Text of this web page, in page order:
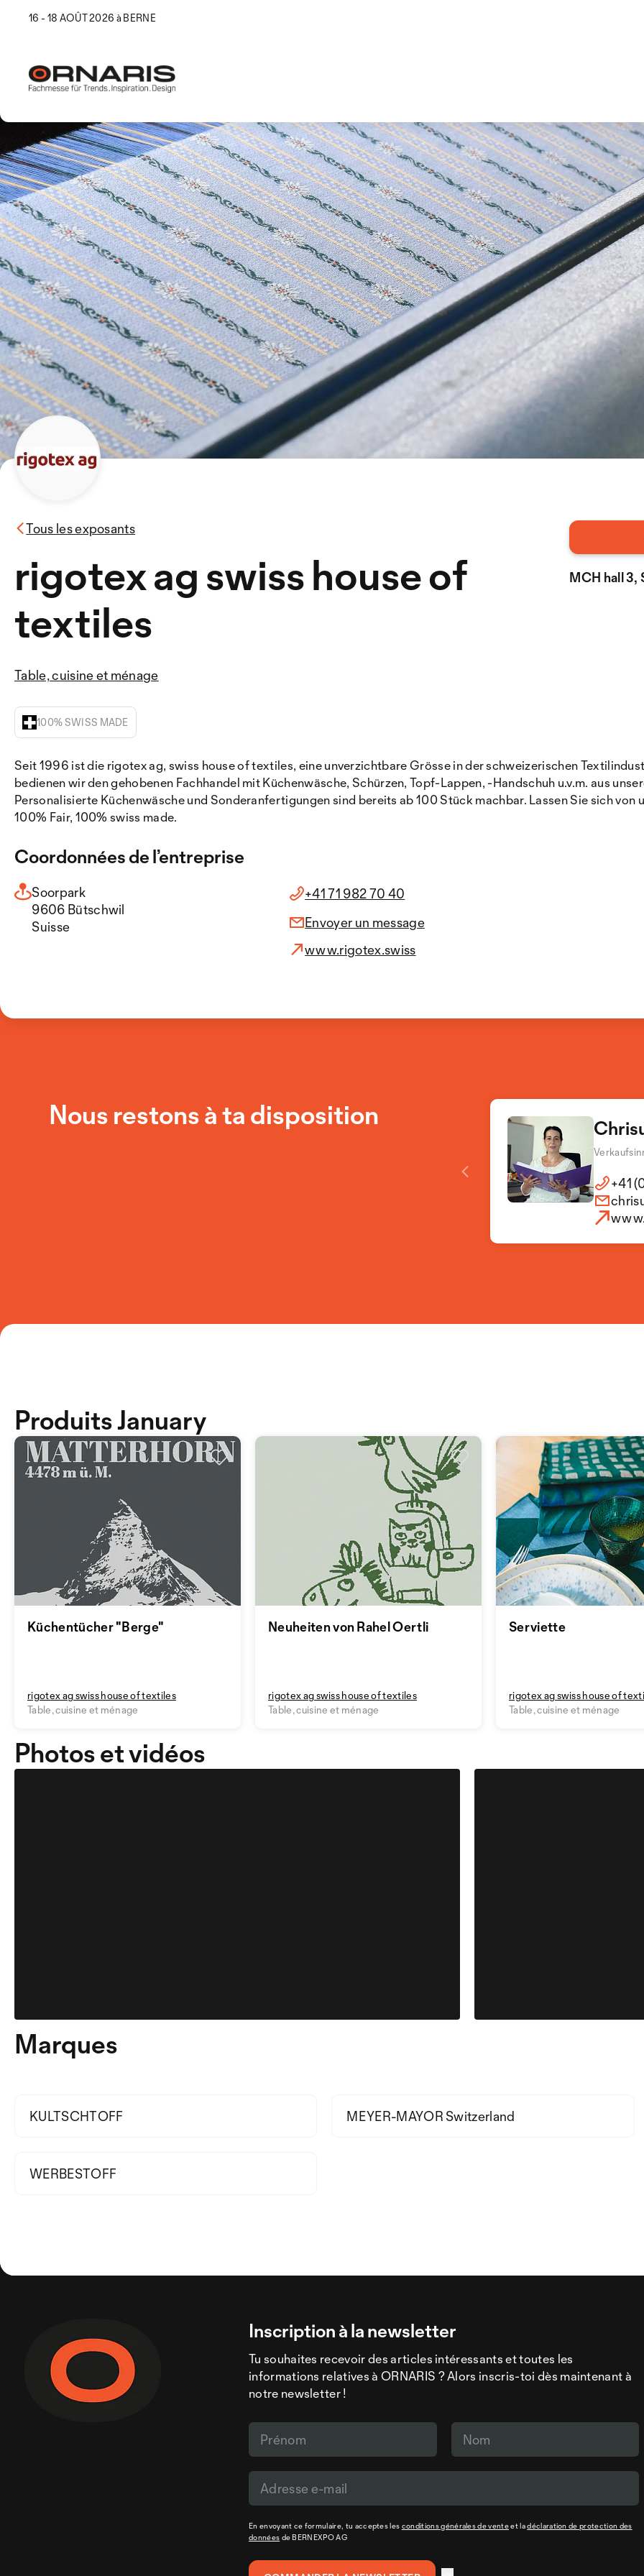
16 - 18 AOÛT 2026 à BERNE
Tous les exposants
rigotex ag swiss house of
textiles
Table, cuisine et ménage
100% SWISS MADE
MCH hall 3,
Seit 1996 ist die rigotex ag, swiss house of textiles, eine unverzichtbare Grösse in der schweizerischen
bedienen wir den gehobenen Fachhandel mit Küchenwäsche, Schürzen, Topf-Lappen, -Handschuh u.v.m. aus
Personalisierte Küchenwäsche und Sonderanfertigungen sind bereits ab 100 Stück machbar. Lassen Sie sich von
100% Fair, 100% swiss made.
Coordonnées de l’entreprise
Soorpark
9606 Bütschwil
Suisse
+41 71 982 70 40
Envoyer un message
www.rigotex.swiss
Nous restons à ta disposition
+41
Küchentücher "Berge"
rigotex ag swiss house of textiles
Table, cuisine et ménage
Neuheiten von Rahel Oertli
rigotex ag swiss house of textiles
Table, cuisine et ménage
Serviette
rigotex ag swiss house of
Table, cuisine et ménage
Produits January
Photos et vidéos
Marques
KULTSCHTOFF MEYER-MAYOR Switzerland
WERBESTOFF
Inscription à la newsletter
Tu souhaites recevoir des articles intéressants et toutes les
informations relatives à ORNARIS ? Alors inscris-toi dès maintenant à
notre newsletter !
En envoyant ce formulaire, tu acceptes les conditions générales de venteet ladéclaration de protection des
données de BERNEXPO AG